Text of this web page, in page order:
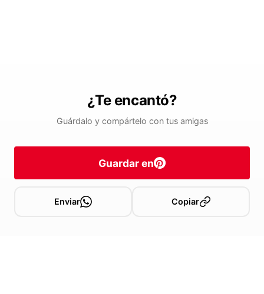
¿Te encantó?
Guárdalo y compártelo con tus amigas
Guardar en
Enviar Copiar